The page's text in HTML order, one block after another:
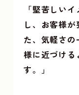
「堅苦しい
し、お客様
た、気軽さ
様に近づける
す。」